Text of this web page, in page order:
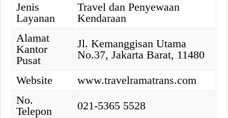
Jenis
Layanan
Travel dan Penyewaan
Kendaraan
Alamat
Kantor
Pusat
Jl. Kemanggisan Utama
No.37, Jakarta Barat, 11480
Website
www.travelramatrans.com
No.
Telepon
021-5365 5528